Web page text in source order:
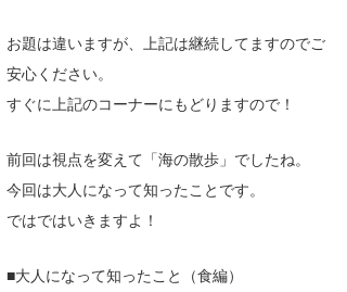
お題は違いますが、上記は継続してますのでご
安心ください。
すぐに上記のコーナーにもどりますので！
前回は視点を変えて「海の散歩」でしたね。
今回は大人になって知ったことです。
ではではいきますよ！
■大人になって知ったこと（食編）
VAGY
waka☆=
たっちー
ハンマー
まっきー